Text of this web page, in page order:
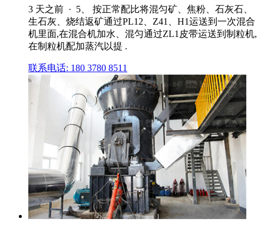
3 天之前 · 5、 按正常配比将混匀矿、焦粉、石灰石、
生石灰、烧结返矿通过PL12、Z41、H1运送到一次混合
机里面,在混合机加水、混匀通过ZL1皮带运送到制粒机,
在制粒机配加蒸汽以提 .
联系电话: 180 3780 8511